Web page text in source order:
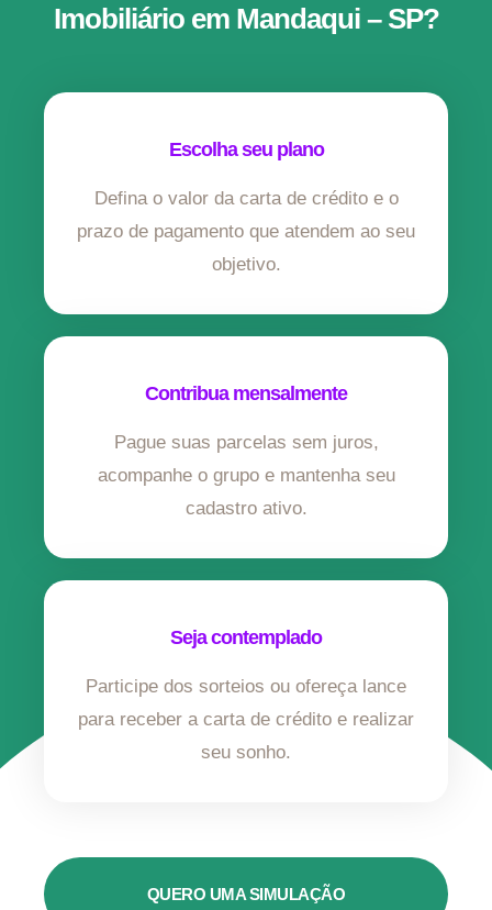
Imobiliário em Mandaqui – SP?
Escolha seu plano
Defina o valor da carta de crédito e o
prazo de pagamento que atendem ao seu
objetivo.
Contribua mensalmente
Pague suas parcelas sem juros,
acompanhe o grupo e mantenha seu
cadastro ativo.
Seja contemplado
Participe dos sorteios ou ofereça lance
para receber a carta de crédito e realizar
seu sonho.
QUERO UMA SIMULAÇÃO